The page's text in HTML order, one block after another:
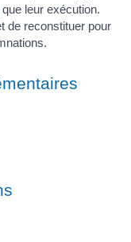
leur exécution.
de reconstituer pour